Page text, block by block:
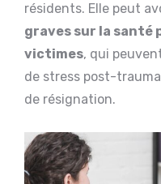
résidents. Elle peut
graves sur la santé
victimes, qui
de stress post-
de résignation.